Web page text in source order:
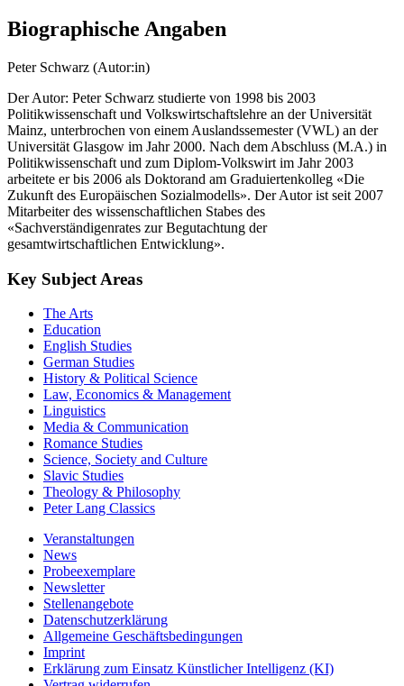
Biographische Angaben
Peter Schwarz (Autor:in)
Der Autor: Peter Schwarz studierte von 1998 bis 2003
Politikwissenschaft und Volkswirtschaftslehre an der Universität
Mainz, unterbrochen von einem Auslandssemester (VWL) an der
Universität Glasgow im Jahr 2000. Nach dem Abschluss (M.A.) in
Politikwissenschaft und zum Diplom-Volkswirt im Jahr 2003
arbeitete er bis 2006 als Doktorand am Graduiertenkolleg «Die
Zukunft des Europäischen Sozialmodells». Der Autor ist seit 2007
Mitarbeiter des wissenschaftlichen Stabes des
«Sachverständigenrates zur Begutachtung der
gesamtwirtschaftlichen Entwicklung».
Key Subject Areas
The Arts
Education
English Studies
German Studies
History & Political Science
Law, Economics & Management
Linguistics
Media & Communication
Romance Studies
Science, Society and Culture
Slavic Studies
Theology & Philosophy
Peter Lang Classics
Veranstaltungen
News
Probeexemplare
Newsletter
Stellenangebote
Datenschutzerklärung
Allgemeine Geschäftsbedingungen
Imprint
Erklärung zum Einsatz Künstlicher Intelligenz (KI)